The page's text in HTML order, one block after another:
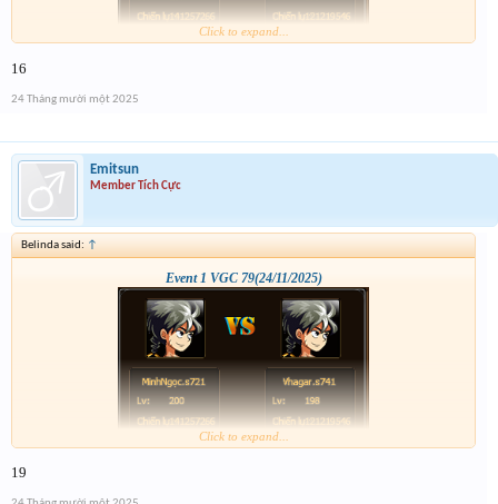
Click to expand...
16
24 Tháng mười một 2025
Emitsun
Member Tích Cực
Belinda said: ↑
Event 1 VGC 79(24/11/2025)
Click to expand...
19